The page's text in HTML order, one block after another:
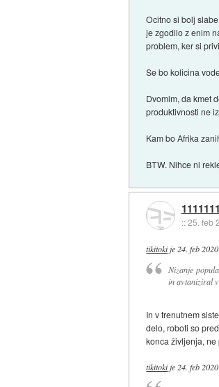
Ocitno si bolj
je zgodilo z enim
problem, ker si
Se bo kolicina
Dvomim, da kmet
produktivnosti ne
Kam bo Afrika
BTW. Nihce ni
::25. feb
tikitokije 24. feb
Nizanje
in avtaniziral
In v trenutnem
delo, roboti so
konca življenja,
tikitokije 24. feb